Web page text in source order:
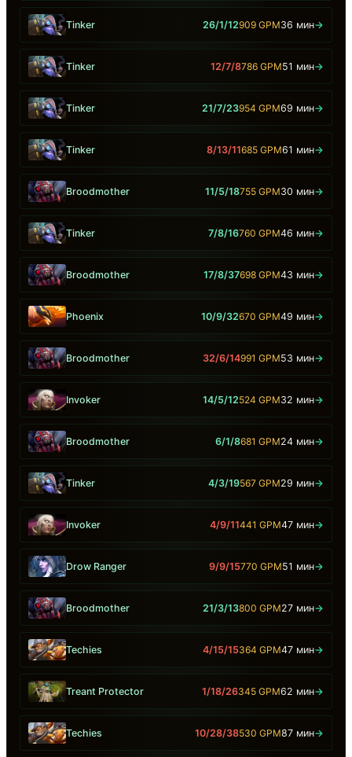
Tinker 26/1/12909 GPM36 мин→
Tinker 12/7/8786 GPM51 мин→
Tinker 21/7/23954 GPM69 мин→
Tinker 8/13/11685 GPM61 мин→
Broodmother 11/5/18755 GPM30 мин→
Tinker 7/8/16760 GPM46 мин→
Broodmother 17/8/37698 GPM43 мин→
Phoenix 10/9/32670 GPM49 мин→
Broodmother 32/6/14991 GPM53 мин→
Invoker 14/5/12524 GPM32 мин→
Broodmother 6/1/8681 GPM24 мин→
Tinker 4/3/19567 GPM29 мин→
Invoker 4/9/11441 GPM47 мин→
Drow Ranger 9/9/15770 GPM51 мин→
Broodmother 21/3/13800 GPM27 мин→
Techies 4/15/15364 GPM47 мин→
Treant Protector 1/18/26345 GPM62 мин→
Techies 10/28/38530 GPM87 мин→